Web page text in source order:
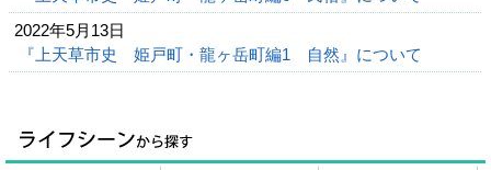
2022年5月13日
『上天草市史 姫戸町・龍ヶ岳町編1 自然』について